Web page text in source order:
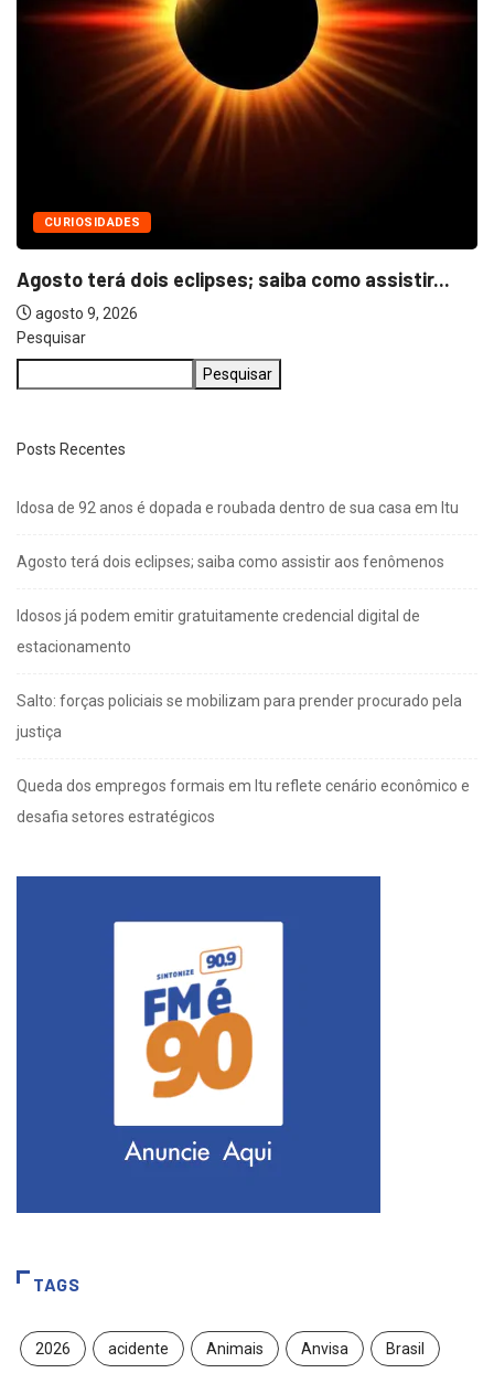
CURIOSIDADES
Agosto terá dois eclipses; saiba como assistir...
agosto 9, 2026
Pesquisar
Pesquisar
Posts Recentes
Idosa de 92 anos é dopada e roubada dentro de sua casa em Itu
Agosto terá dois eclipses; saiba como assistir aos fenômenos
Idosos já podem emitir gratuitamente credencial digital de
estacionamento
Salto: forças policiais se mobilizam para prender procurado pela
justiça
Queda dos empregos formais em Itu reflete cenário econômico e
desafia setores estratégicos
TAGS
2026 acidente Animais Anvisa Brasil